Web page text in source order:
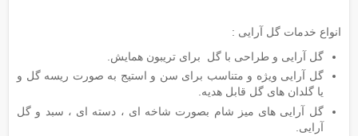
انواع خدمات گل آرایی :
گل آرایی و طراحی با گل برای تریبون همایش.
گل آرایی ویژه و متناسب برای سن و استیج به صورت ریسه گل و
یا گلدان های گل قابل هدیه.
گل آرایی های میز شام بصورت شاخه ای ، دسته ای ، سبد و گل
آرایی.